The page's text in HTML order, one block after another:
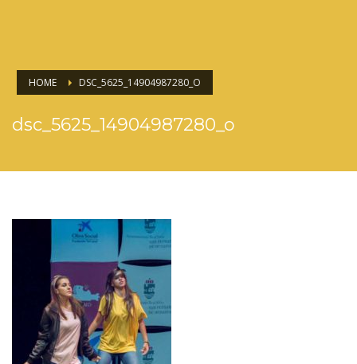
HOME DSC_5625_14904987280_O
dsc_5625_14904987280_o